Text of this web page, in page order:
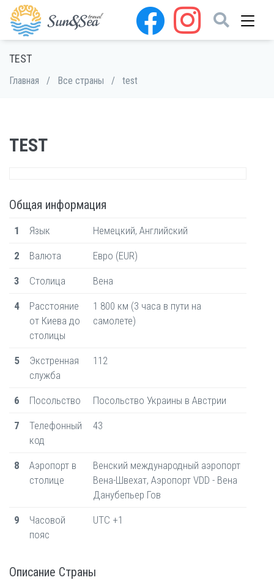
TEST
Главная / Все страны / test
TEST
Общая информация
1 Язык Немецкий, Английский
2 Валюта Евро (EUR)
3 Столица Вена
4
Расстояние
от Киева до
столицы
1 800 км (3 часа в пути на
самолете)
5
Экстренная
служба
112
6 Посольство Посольство Украины в Австрии
7
Телефонный
код
43
8
Аэропорт в
столице
Венский международный аэропорт
Вена-Швехат, Аэропорт VDD - Вена
Данубепьер Гов
9
Часовой
пояс
UTC +1
Описание Страны